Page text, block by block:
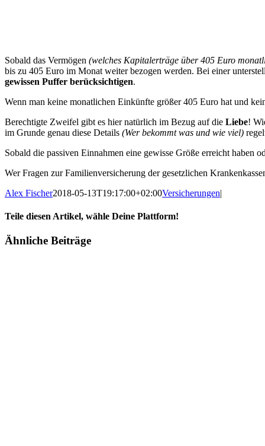
Sobald das Vermögen (welches Kapitalerträge über 405 Euro
bis zu 405 Euro im Monat weiter bezogen werden. Bei einer
gewissen Puffer berücksichtigen.
Wenn man keine monatlichen Einkünfte größer 405 Euro hat und
Berechtigte Zweifel gibt es hier natürlich im Bezug auf die Liebe!
im Grunde genau diese Details (Wer bekommt was und wie viel)
Sobald die passiven Einnahmen eine gewisse Größe erreicht haben
Wer Fragen zur Familienversicherung der gesetzlichen
Alex Fischer2018-05-13T19:17:00+02:00Versicherungen|
Teile diesen Artikel, wähle Deine Plattform!
Facebook
Twitter
Reddit
LinkedIn
Tumblr
Pinterest
Vk
E-
Ähnliche Beiträge